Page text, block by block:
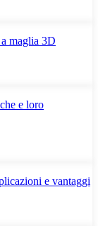
maglia 3D
e loro
e vantaggi